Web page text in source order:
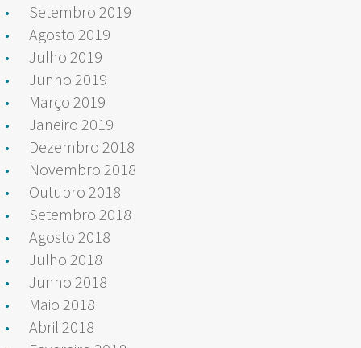
Setembro 2019
Agosto 2019
Julho 2019
Junho 2019
Março 2019
Janeiro 2019
Dezembro 2018
Novembro 2018
Outubro 2018
Setembro 2018
Agosto 2018
Julho 2018
Junho 2018
Maio 2018
Abril 2018